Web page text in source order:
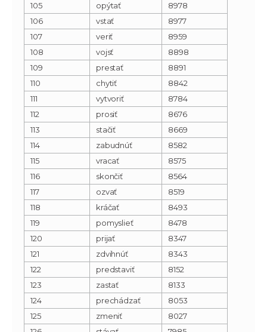
105
opýtať
8978
106
vstať
8977
107
veriť
8959
108
vojsť
8898
109
prestať
8891
110
chytiť
8842
111
vytvoriť
8784
112
prosiť
8676
113
stačiť
8669
114
zabudnúť
8582
115
vracať
8575
116
skončiť
8564
117
ozvať
8519
118
kráčať
8493
119
pomyslieť
8478
120
prijať
8347
121
zdvihnúť
8343
122
predstaviť
8152
123
zastať
8133
124
prechádzať
8053
125
zmeniť
8027